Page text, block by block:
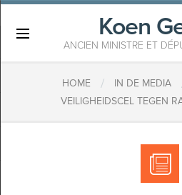
Koen
ANCIEN MINISTRE ET
HOME / IN DE MEDIA
VEILIGHEIDSCEL TEGEN